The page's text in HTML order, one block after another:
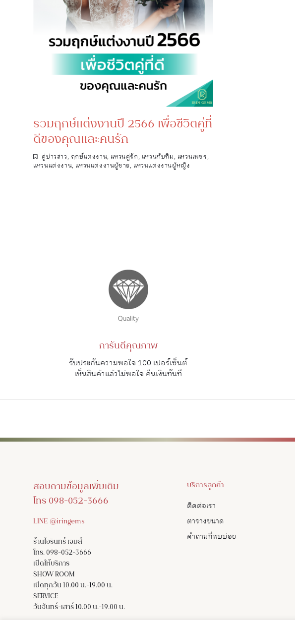
รวมฤกษ์แต่งงานปี 2566 เพื่อชีวิตคู่ที่
ดีของคุณและคนรัก
คู่บ่าวสาว, ฤกษ์แต่งงาน, แหวนคู่รัก, แหวนทับทิม, แหวนเพชร,
แหวนแต่งงาน, แหวนแต่งงานผู้ชาย, แหวนแต่งงานผู้หญิง
การันตีคุณภาพ
รับประกันความพอใจ 100 เปอร์เซ็นต์
เห็นสินค้าแล้วไม่พอใจ คืนเงินทันที
สอบถามข้อมูลเพิ่มเติม
โทร 098-052-3666
LINE @iringems
ร้านไอรินทร์ เจมส์
โทร. 098-052-3666
เปิดให้บริการ
SHOW ROOM
เปิดทุกวัน 10.00 น.-19.00 น.
SERVICE
วันจันทร์-เสาร์ 10.00 น.-19.00 น.
บริการลูกค้า
ติดต่อเรา
ตารางขนาด
คำถามที่พบบ่อย